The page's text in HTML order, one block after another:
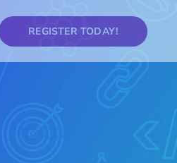
REGISTER TODAY!